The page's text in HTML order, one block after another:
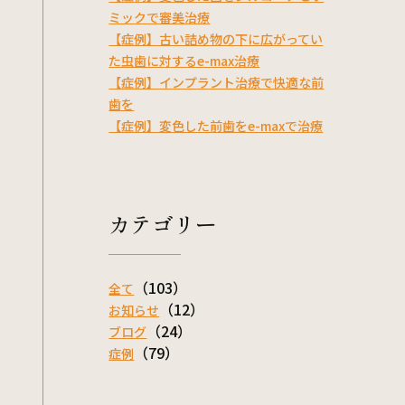
ミックで審美治療
【症例】古い詰め物の下に広がってい
た虫歯に対するe-max治療
【症例】インプラント治療で快適な前
歯を
【症例】変色した前歯をe-maxで治療
カテゴリー
全て （103）
お知らせ （12）
ブログ （24）
症例 （79）